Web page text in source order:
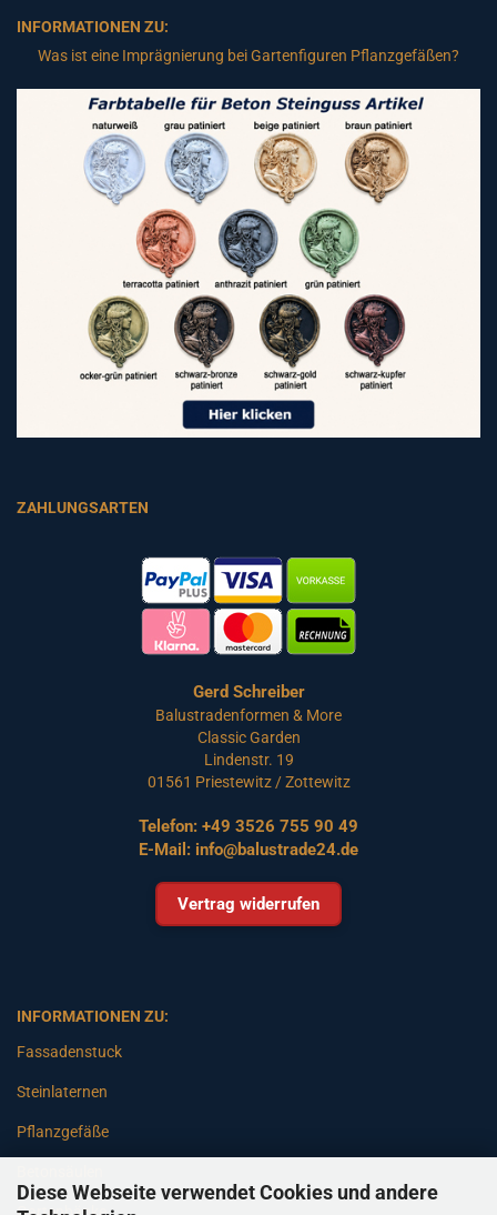
Diese Webseite verwendet Cookies und andere
INFORMATIONEN ZU:
Was ist eine Imprägnierung bei Gartenfiguren Pflanzgefäßen?
ZAHLUNGSARTEN
Gerd Schreiber
Balustradenformen & More
Classic Garden
Lindenstr. 19
01561 Priestewitz / Zottewitz
Telefon: +49 3526 755 90 49
E-Mail: info@balustrade24.de
Vertrag widerrufen
INFORMATIONEN ZU:
Fassadenstuck
Steinlaternen
Pflanzgefäße
Gartenbänke